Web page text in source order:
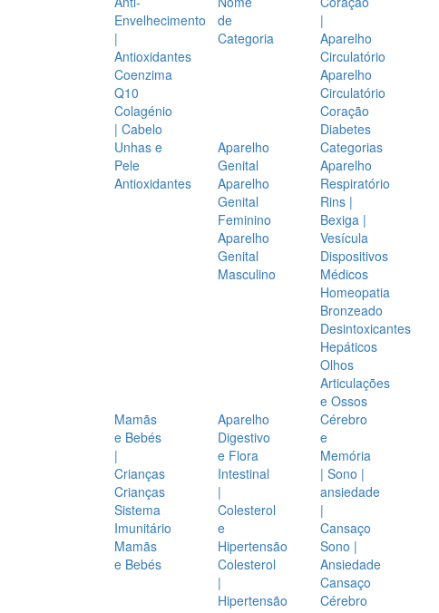
Envelhecimento
|
Antioxidantes
Coenzima
Q10
Colagénio
| Cabelo
Unhas e
Pele
Antioxidantes
de
Categoria
|
Aparelho
Circulatório
Aparelho
Circulatório
Coração
Diabetes
Aparelho
Genital
Aparelho
Genital
Feminino
Aparelho
Genital
Masculino
Categorias
Aparelho
Respiratório
Rins |
Bexiga |
Vesícula
Dispositivos
Médicos
Homeopatia
Bronzeado
Desintoxicantes
Hepáticos
Olhos
Articulações
e Ossos
Mamãs
e Bebés
|
Crianças
Crianças
Sistema
Imunitário
Mamãs
e Bebés
Aparelho
Digestivo
e Flora
Intestinal
|
Colesterol
e
Hipertensão
Colesterol
|
Hipertensão
Cérebro
e
Memória
| Sono |
ansiedade
|
Cansaço
Sono |
Ansiedade
Cansaço
Cérebro